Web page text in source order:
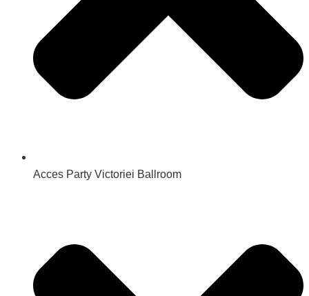
Acces Party Victoriei Ballroom